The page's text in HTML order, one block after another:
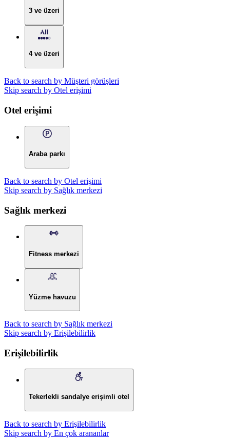
3 ve üzeri
4 ve üzeri
Back to search by Müşteri görüşleri
Skip search by Otel erişimi
Otel erişimi
Araba parkı
Back to search by Otel erişimi
Skip search by Sağlık merkezi
Sağlık merkezi
Fitness merkezi
Yüzme havuzu
Back to search by Sağlık merkezi
Skip search by Erişilebilirlik
Erişilebilirlik
Tekerlekli sandalye erişimli otel
Back to search by Erişilebilirlik
Skip search by En çok arananlar